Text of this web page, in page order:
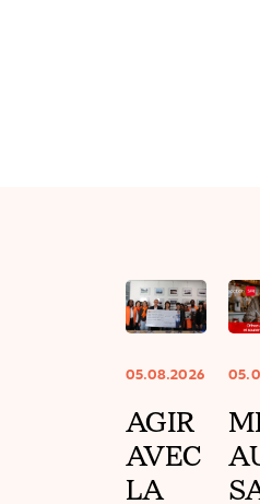
05.08.2026
AGIR
AVEC
LA